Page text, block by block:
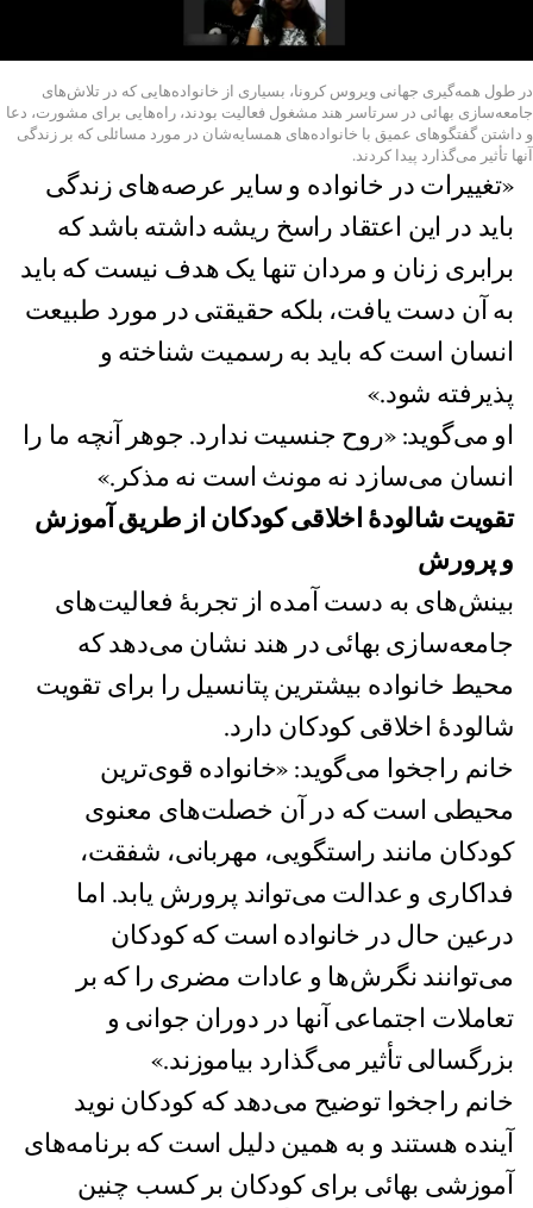
در طول همه‌‌گیری جهانی ویروس کرونا، بسیاری از خانواده‌هایی که در تلاش‌های
جامعه‌سازی بهائی در سرتاسر هند مشغول فعالیت بودند، راه‌هایی برای مشورت، دعا
و داشتن گفتگوهای عمیق با خانواده‌های همسایه‌شان در مورد مسائلی که بر زندگی
آنها تأثیر می‌گذارد پیدا کردند.
«تغییرات در خانواده و سایر عرصه‌های زندگی
باید در این اعتقاد راسخ ریشه داشته‌ باشد که
برابری زنان و مردان تنها یک هدف نیست که باید
به آن دست یافت، بلکه حقیقتی در مورد طبیعت
انسان است که باید به رسمیت شناخته و
پذیرفته شود.»
او می‌گوید: «روح جنسیت ندارد. جوهر آنچه ما را
انسان می‌سازد نه مونث است نه مذکر.»
تقویت شالودهٔ اخلاقی کودکان از طریق آموزش
و پرورش
بینش‌های به دست آمده از تجربهٔ فعالیت‌های
جامعه‌سازی بهائی در هند نشان می‌دهد که
محیط خانواده بیشترین پتانسیل را برای تقویت
شالودهٔ اخلاقی کودکان دارد.
خانم راجخوا می‌گوید: «خانواده قوی‌ترین
محیطی است که در آن خصلت‌های معنوی
کودکان مانند راستگویی، مهربانی، شفقت،
فداکاری و عدالت می‌تواند پرورش یابد. اما
درعین‌ حال در خانواده است که کودکان
می‌توانند نگرش‌ها و عادات مضری را که بر
تعاملات اجتماعی آنها در دوران جوانی و
بزرگسالی تأثیر می‌گذارد بیاموزند.»
خانم راجخوا توضیح می‌دهد که کودکان نوید
آینده هستند و به همین دلیل است که برنامه‌های
آموزشی بهائی برای کودکان بر کسب چنین